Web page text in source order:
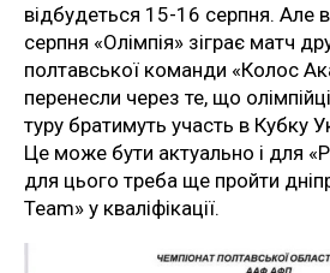
відбудеться 15-16 серпня. Але
серпня «Олімпія» зіграє матч
полтавської команди «Колос
перенесли через те, що
туру братимуть участь в Кубку
Це може бути актуально і для
для цього треба ще пройти
Team» у кваліфікації.